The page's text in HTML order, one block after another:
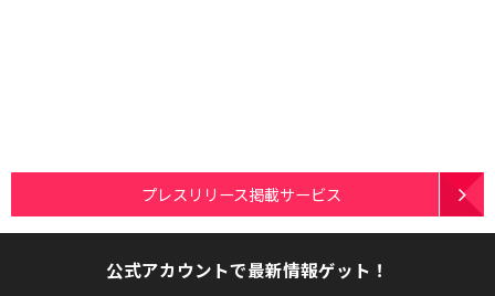
プレスリリース掲載サービス
公式アカウントで最新情報ゲット！